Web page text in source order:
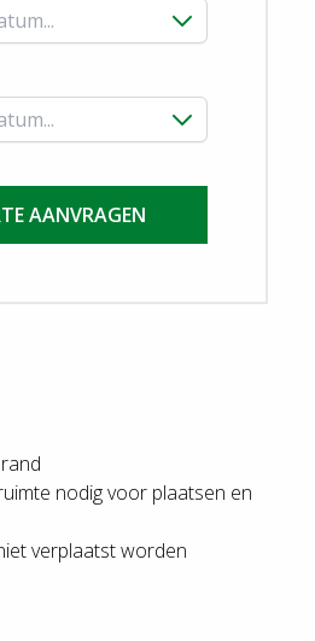
AANVRAGEN
nodig voor plaatsen en
verplaatst worden